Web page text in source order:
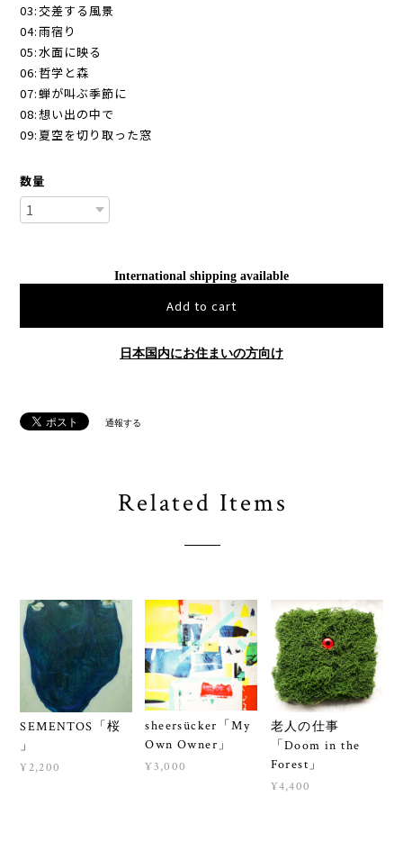
03:交差する風景
04:雨宿り
05:水面に映る
06:哲学と森
07:蝉が叫ぶ季節に
08:想い出の中で
09:夏空を切り取った窓
数量
International shipping available
Add to cart
日本国内にお住まいの方向け
通報する
Related Items
SEMENTOS「桜
」
¥2,200
sheersücker「My
Own Owner」
¥3,000
老人の仕事
「Doom in the
Forest」
¥4,400